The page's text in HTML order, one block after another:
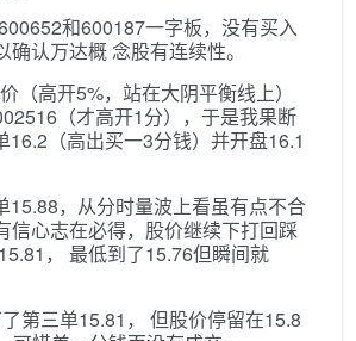
和600187一字板，没有买入
认万达概 念股有连续性。
（高开5%，站在大阴平衡线上）
（才高开1分），于是我果断
16.2（高出买一3分钱）并开盘16.1
15.88，从分时量波上看虽有点不合
信心志在必得，股价继续下打回踩
， 最低到了15.76但瞬间就
第三单15.81， 但股价停留在15.8